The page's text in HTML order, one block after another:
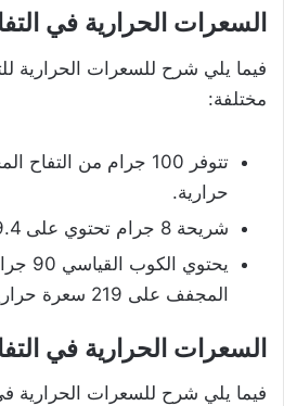
السعرات الحرارية في
فيما يلي شرح للسعرات الحرارية
مختلفة:
حرارية.
شريحة 8 جرام تحتوي على 19.4 سعرة حرارية.
يحتوي
المجفف على 219 سعرة حرارية.
السعرات الحرارية في
فيما يلي شرح للسعرات الحرارية